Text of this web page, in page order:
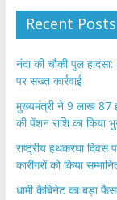
Recent Posts
नंदा की चौकी पुल
पर सख्त कार्रवाई
मुख्यमंत्री ने 9 लाख 87
की पेंशन राशि का किया
राष्ट्रीय हथकरघा
कारीगरों को किया
​धामी कैबिनेट का बड़ा